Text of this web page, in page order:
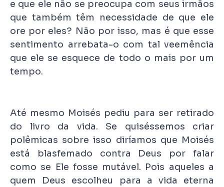
e que ele não se preocupa com seus irmãos
que também têm necessidade de que ele
ore por eles? Não por isso, mas é que esse
sentimento arrebata-o com tal veemência
que ele se esquece de todo o mais por um
tempo.
Até mesmo Moisés pediu para ser retirado
do livro da vida. Se quiséssemos criar
polêmicas sobre isso diríamos que Moisés
está blasfemado contra Deus por falar
como se Ele fosse mutável. Pois aqueles a
quem Deus escolheu para a vida eterna